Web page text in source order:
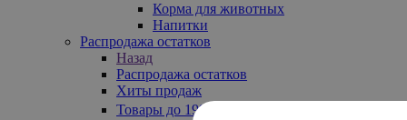
Корма для животных
Напитки
Распродажа остатков
Назад
Распродажа остатков
Хиты продаж
Товары до 199₽